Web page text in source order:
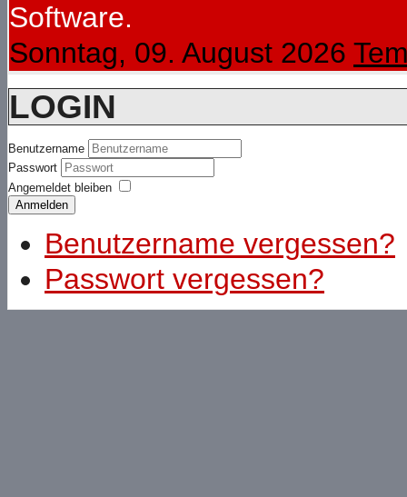
Software.
Sonntag, 09. August 2026
LOGIN
Benutzername
Passwort
Angemeldet bleiben
Anmelden
Benutzername vergessen?
Passwort vergessen?